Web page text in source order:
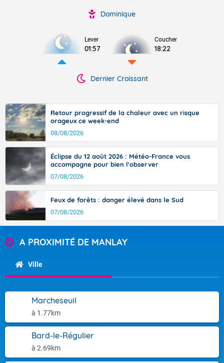
Dominique
Lever
01:57
Coucher
18:22
Dernier Croissant
Retour progressif de la chaleur avec un risque
orageux ce week-end
08/08/2026
Éclipse du 12 août 2026 : Météo-France vous
accompagne pour bien l'observer
07/08/2026
Feux de forêts : danger élevé dans le Sud
07/08/2026
A PROXIMITÉ DE MANLAY
Ville
Marcheseuil
à 1.77km
Bard-le-Régulier
à 2.69km